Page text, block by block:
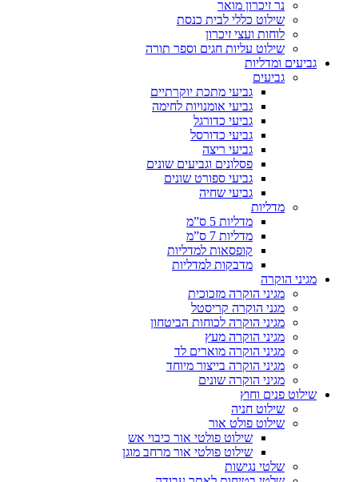
נר זיכרון מואר
שילוט כללי לבית כנסת
לוחות ועצי זיכרון
שילוט עליות חגים וספר תורה
גביעים ומדליות
גביעים
גביעי מתכת יוקרתיים
גביעי אומנויות לחימה
גביעי כדורגל
גביעי כדורסל
גביעי ריצה
פסלונים וגביעים שונים
גביעי ספורט שונים
גביעי שחיה
מדליות
מדליות 5 ס”מ
מדליות 7 ס”מ
קופסאות למדליות
מדבקות למדליות
מגיני הוקרה
מגיני הוקרה מזכוכית
מגני הוקרה קריסטל
מגיני הוקרה לכוחות הביטחון
מגיני הוקרה מעץ
מגיני הוקרה מוארים לד
מגיני הוקרה בייצור מיוחד
מגיני הוקרה שונים
שילוט פנים וחוץ
שילוט חניה
שילוט פולט אור
שילוט פולטי אור כיבוי אש
שילוט פולטי אור מרחב מוגן
שלטי נגישות